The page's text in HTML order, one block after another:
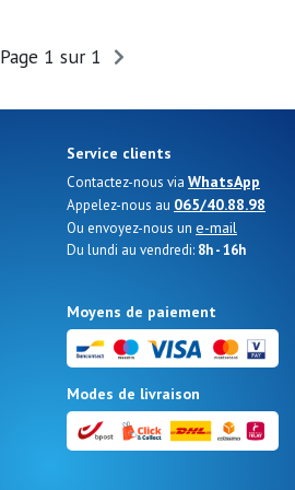
Page 1 sur 1
Service clients
Contactez-nous via WhatsApp
Appelez-nous au 065/40.88.98
Ou envoyez-nous un e-mail
Du lundi au vendredi: 8h - 16h
Moyens de paiement
Modes de livraison